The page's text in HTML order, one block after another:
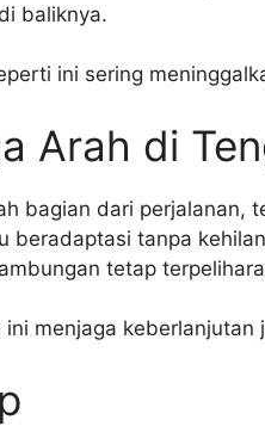
baliknya.
ini sering
Arah di
bagian dari perjalanan,
beradaptasi tanpa
tetap
ini menjaga keberlanjutan